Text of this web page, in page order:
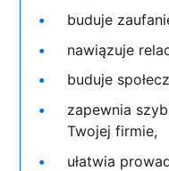
buduje
nawiązuje
buduje
zapewnia
Twojej firmie,
ułatwia